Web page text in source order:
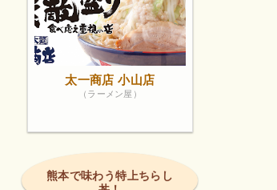
太一商店 小山店
（ラーメン屋）
熊本で味わう特上ちらし